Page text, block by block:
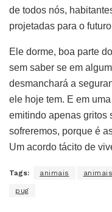
de todos nós,
projetadas para o
Ele dorme, boa parte
sem saber se em
desmanchará a
ele hoje tem. E em
emitindo apenas gritos
sofreremos, porque é
Um acordo tácito de
Tags: animais
pug